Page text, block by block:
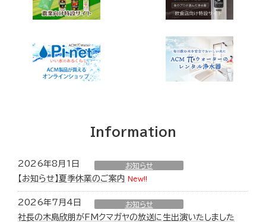
Information
2026年8月1日 お知らせ
【お知らせ】夏季休業のご案内 New!!
2026年7月4日 お知らせ
社長の木島欣朋がFMクマガヤの放送に生出演いたしました